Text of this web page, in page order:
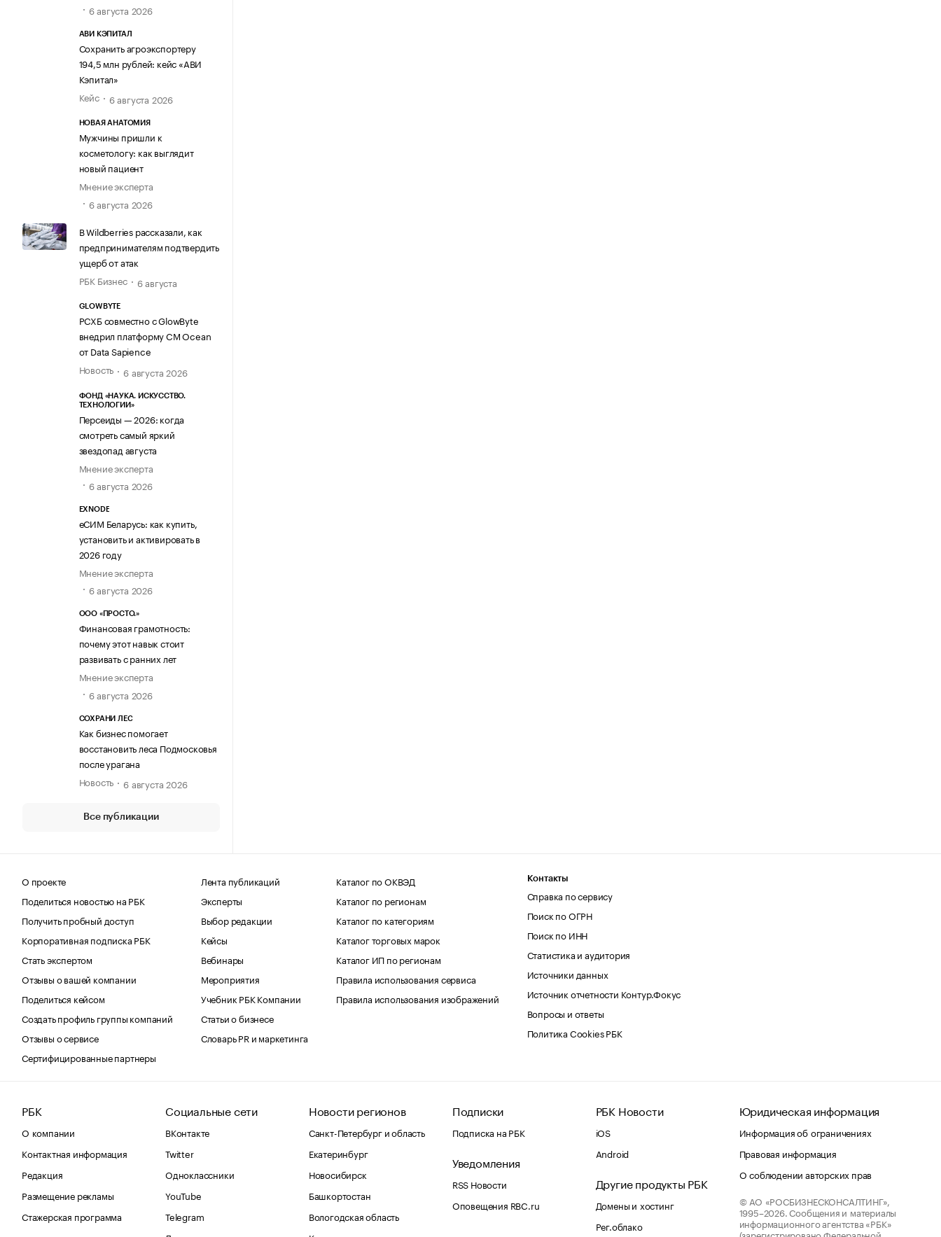
6 августа 2026
АВИ КЭПИТАЛ
Сохранить агроэкспортеру
194,5 млн рублей: кейс «АВИ
Кэпитал»
Кейс
6 августа 2026
НОВАЯ АНАТОМИЯ
Мужчины пришли к
косметологу: как выглядит
новый пациент
Мнение эксперта
6 августа 2026
В Wildberries рассказали, как
предпринимателям подтвердить
ущерб от атак
РБК Бизнес
6 августа
GLOWBYTE
РСХБ совместно с GlowByte
внедрил платформу CM Ocean
от Data Sapience
Новость
6 августа 2026
ФОНД «НАУКА. ИСКУССТВО.
ТЕХНОЛОГИИ»
Персеиды — 2026: когда
смотреть самый яркий
звездопад августа
Мнение эксперта
6 августа 2026
EXNODE
еСИМ Беларусь: как купить,
установить и активировать в
2026 году
Мнение эксперта
6 августа 2026
ООО «ПРОСТО.»
Финансовая грамотность:
почему этот навык стоит
развивать с ранних лет
Мнение эксперта
6 августа 2026
СОХРАНИ ЛЕС
Как бизнес помогает
восстановить леса Подмосковья
после урагана
Новость
6 августа 2026
Все публикации
О проекте
Поделиться новостью на РБК
Получить пробный доступ
Корпоративная подписка РБК
Стать экспертом
Отзывы о вашей компании
Поделиться кейсом
Создать профиль группы компаний
Отзывы о сервисе
Сертифицированные партнеры
Лента публикаций
Эксперты
Выбор редакции
Кейсы
Вебинары
Мероприятия
Учебник РБК Компании
Статьи о бизнесе
Словарь PR и маркетинга
Каталог по ОКВЭД
Каталог по регионам
Каталог по категориям
Каталог торговых марок
Каталог ИП по регионам
Правила использования сервиса
Правила использования изображений
Контакты
Справка по сервису
Поиск по ОГРН
Поиск по ИНН
Статистика и аудитория
Источники данных
Источник отчетности Контур.Фокус
Вопросы и ответы
Политика Cookies РБК
РБК
О компании
Контактная информация
Редакция
Размещение рекламы
Стажерская программа
Социальные сети
ВКонтакте
Twitter
Одноклассники
YouTube
Telegram
Новости регионов
Санкт-Петербург и область
Екатеринбург
Новосибирск
Башкортостан
Вологодская область
Подписки
Подписка на РБК
Уведомления
RSS Новости
Оповещения RBC.ru
РБК Новости
iOS
Android
Другие продукты РБК
Домены и хостинг
Рег.облако
Юридическая информация
Информация об ограничениях
Правовая информация
О соблюдении авторских прав
© АО «РОСБИЗНЕСКОНСАЛТИНГ»,
1995–2026. Сообщения и материалы
информационного агентства «РБК»
(зарегистрировано Федеральной